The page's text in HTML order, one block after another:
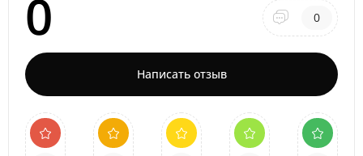
0 0
Написать отзыв